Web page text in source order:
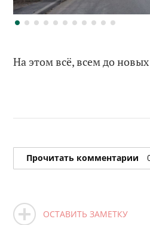
На этом всё, всем до
Прочитать комментарии
ОСТАВИТЬ ЗАМЕТКУ